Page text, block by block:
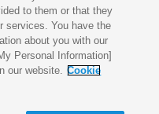
to them or that they
services. You have the
about you with our
Personal Information]
our website. Cookie